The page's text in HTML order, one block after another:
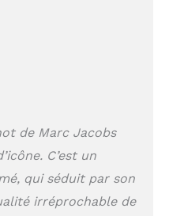
de Marc Jacobs
C’est un
qui séduit par son
irréprochable de